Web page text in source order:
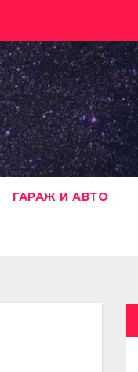
ГАРАЖ И АВТО